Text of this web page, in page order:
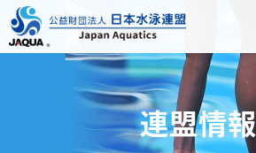
連盟情報